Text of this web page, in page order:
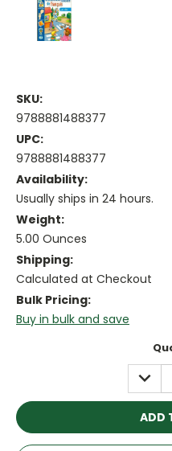
SKU:
9788881488377
UPC:
9788881488377
Availability:
Usually ships in 24 hours.
Weight:
5.00 Ounces
Shipping:
Calculated at Checkout
Bulk Pricing:
Buy in bulk and save